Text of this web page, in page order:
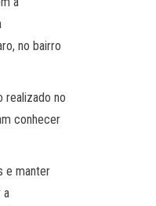
no bairro
realizado no
conhecer
e manter
a